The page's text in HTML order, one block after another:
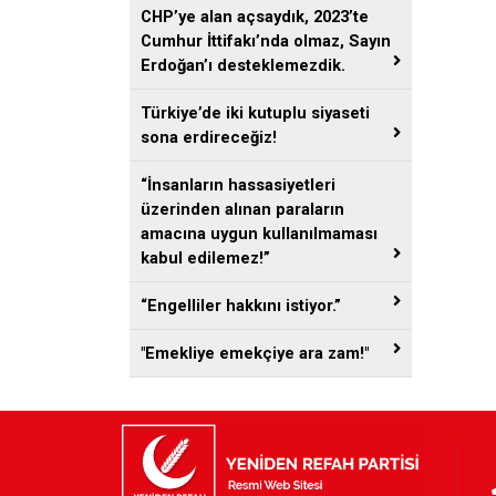
CHP’ye alan açsaydık, 2023’te
Cumhur İttifakı’nda olmaz, Sayın
Erdoğan’ı desteklemezdik.
Türkiye’de iki kutuplu siyaseti
sona erdireceğiz!
“İnsanların hassasiyetleri
üzerinden alınan paraların
amacına uygun kullanılmaması
kabul edilemez!”
“Engelliler hakkını istiyor.”
"Emekliye emekçiye ara zam!"